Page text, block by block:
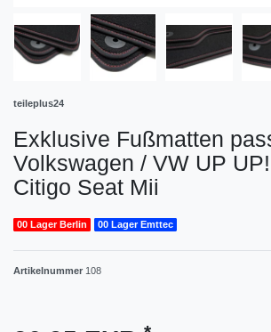
teileplus24
Exklusive Fußmatten
Volkswagen / VW UP
Citigo Seat Mii
00 Lager Berlin 00 Lager Emttec
Artikelnummer 108